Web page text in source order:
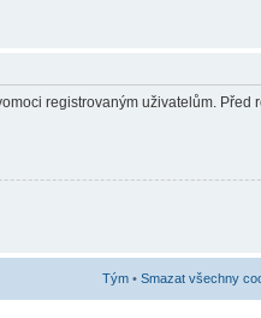
registrovaným uživatelům. Před
Tým • Smazat všechny